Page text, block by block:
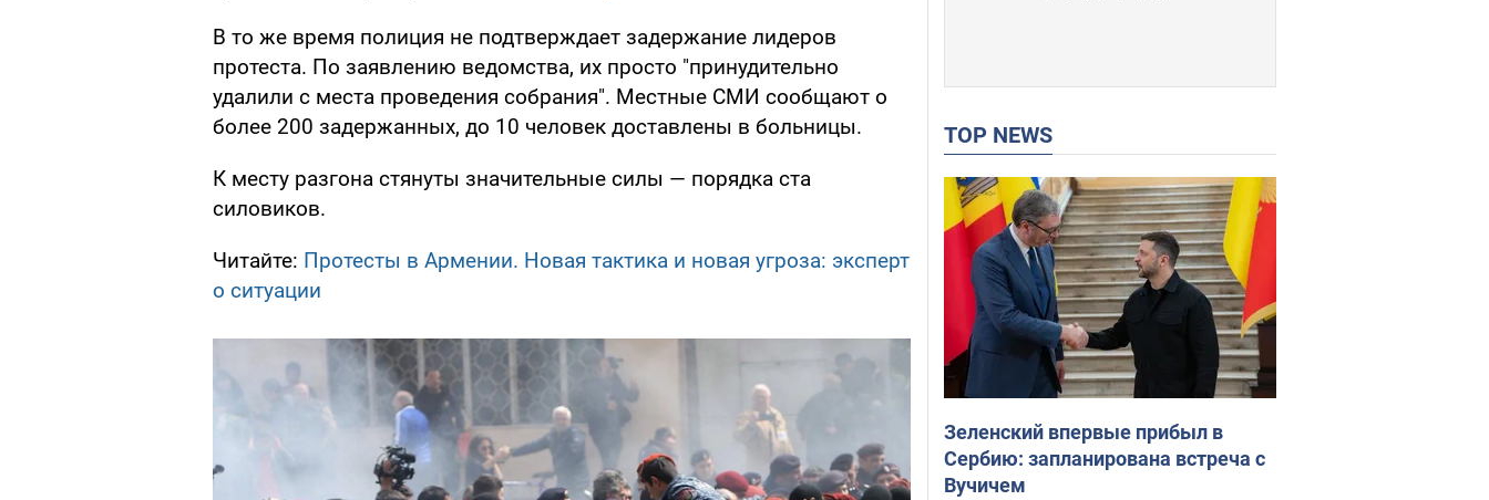
В то же время полиция не подтверждает задержание лидеров
протеста. По заявлению ведомства, их просто "принудительно
удалили с места проведения собрания". Местные СМИ сообщают о
более 200 задержанных, до 10 человек доставлены в больницы.
К месту разгона стянуты значительные силы — порядка ста
силовиков.
Читайте: Протесты в Армении. Новая тактика и новая угроза: эксперт
о ситуации
TOP NEWS
Зеленский впервые прибыл в
Сербию: запланирована встреча с
Вучичем